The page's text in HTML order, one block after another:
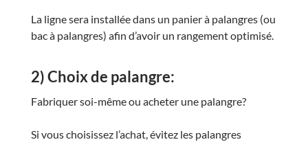
La ligne sera installée dans un panier à palangres (ou
bac à palangres) afin d’avoir un rangement optimisé.
2) Choix de palangre:
Fabriquer soi-même ou acheter une palangre?
Si vous choisissez l’achat, évitez les palangres